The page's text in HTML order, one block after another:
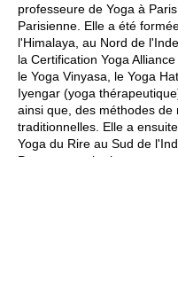
professeure de Yoga à
Parisienne. Elle a été
l'Himalaya, au Nord de
la Certification Yoga
le Yoga Vinyasa, le Yoga
Iyengar (yoga
ainsi que, des méthodes de
traditionnelles. Elle a
Yoga du Rire au Sud de
Pour en savoir plus :